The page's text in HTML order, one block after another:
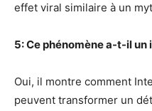
effet viral similaire à un
5: Ce phénomène a-t-il
Oui, il montre comment
peuvent transformer un